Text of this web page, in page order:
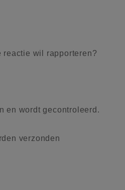
reactie wil rapporteren?
en wordt gecontroleerd.
verzonden